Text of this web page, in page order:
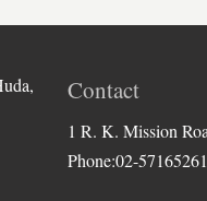
Contact
1 R. K. Mission
Phone:02-